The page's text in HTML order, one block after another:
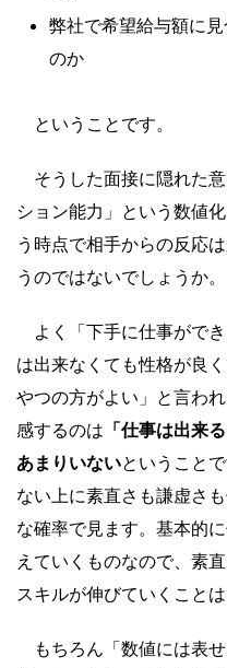
弊社で希望給与額に
のか
ということです。
そうした面接に隠れた
ション能力」という数値
う時点で相手からの反応
うのではないでしょうか。
よく「下手に仕事がで
は出来なくても性格が良
やつの方がよい」と言わ
感するのは 「仕事は出来
あまりいないということ
ない上に素直さも謙虚さ
な確率で見ます。基本的
えていくものなので、素
スキルが伸びていくことは
もちろん「数値には表